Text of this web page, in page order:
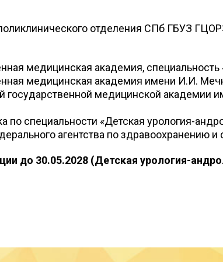
отделения СПб ГБУЗ
медицинская академия,
медицинская академия имени И.И.
государственной медицинской академии
по специальности «Детская урология-
агентства по здравоохранению и
до 30.05.2028 (Детская урология-